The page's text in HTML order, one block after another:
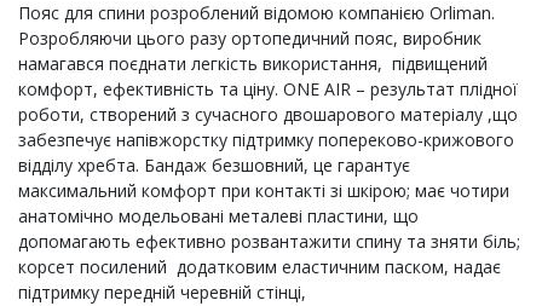
Пояс для спини розроблений відомою компанією Orliman.
Розробляючи цього разу ортопедичний пояс, виробник
намагався поєднати легкість використання, підвищений
комфорт, ефективність та ціну. ONE AIR – результат плідної
роботи, створений з сучасного двошарового матеріалу ,що
забезпечує напівжорстку підтримку попереково-крижового
відділу хребта. Бандаж безшовний, це гарантує
максимальний комфорт при контакті зі шкірою; має чотири
анатомічно модельовані металеві пластини, що
допомагають ефективно розвантажити спину та зняти біль;
корсет посилений додатковим еластичним паском, надає
підтримку передній черевній стінці,